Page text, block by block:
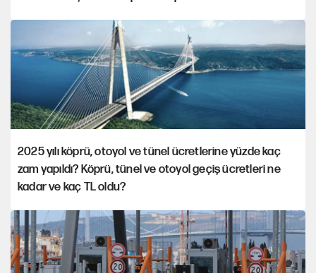
2025 yılı köprü, otoyol ve tünel ücretlerine yüzde kaç
zam yapıldı? Köprü, tünel ve otoyol geçiş ücretleri ne
kadar ve kaç TL oldu?